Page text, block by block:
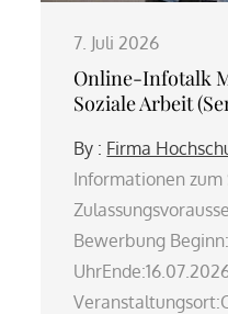
7. Juli 2026
Online-Infotalk
Soziale Arbeit
By : Firma
Informationen
Bewerbung